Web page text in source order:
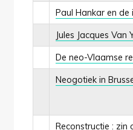
Paul Hankar en
Jules Jacques Van
De neo-Vlaamse
Neogotiek in
Reconstructie : zin